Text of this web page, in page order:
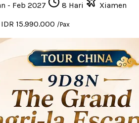
- Feb 2027 8 Hari
Xiamen
IDR 15.990.000 /Pax